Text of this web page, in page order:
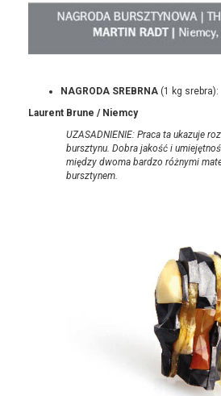
NAGRODA SREBRNA (1 kg srebra):
Laurent Brune / Niemcy
UZASADNIENIE: Praca ta ukazuje
bursztynu. Dobra jakość i
między dwoma bardzo różnymi
bursztynem.